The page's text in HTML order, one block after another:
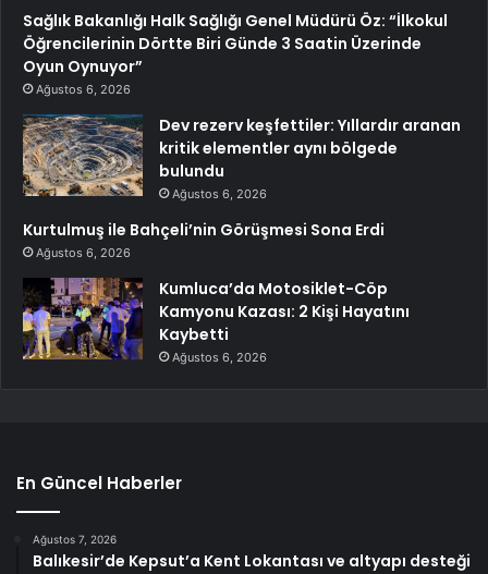
Sağlık Bakanlığı Halk Sağlığı Genel Müdürü Öz: “İlkokul
Öğrencilerinin Dörtte Biri Günde 3 Saatin Üzerinde
Oyun Oynuyor”
Ağustos 6, 2026
Dev rezerv keşfettiler: Yıllardır aranan
kritik elementler aynı bölgede
bulundu
Ağustos 6, 2026
Kurtulmuş ile Bahçeli’nin Görüşmesi Sona Erdi
Ağustos 6, 2026
Kumluca’da Motosiklet-Cöp
Kamyonu Kazası: 2 Kişi Hayatını
Kaybetti
Ağustos 6, 2026
En Güncel Haberler
Ağustos 7, 2026
Balıkesir’de Kepsut’a Kent Lokantası ve altyapı desteği